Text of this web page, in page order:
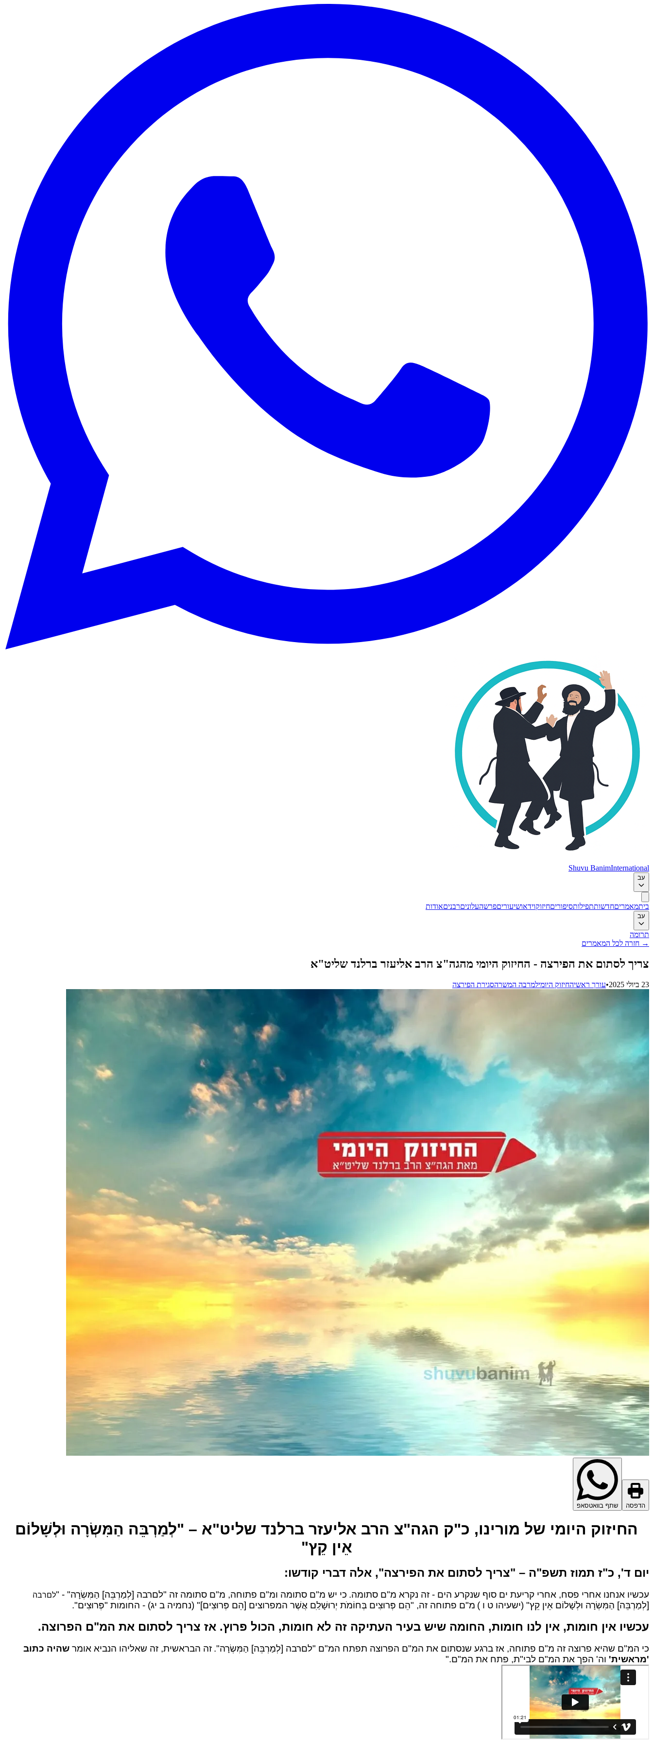
Shuvu BanimInternational
עב
ביתמאמריםחדשותתפילותסיפוריםחיזוקוידאושיעוריםפרשהעלוניםרבניםאודות
עב
תרומה
→ חזרה לכל המאמרים
צריך לסתום את הפירצה - החיזוק היומי מהגה"צ הרב אליעזר ברלנד שליט"א
23 ביולי 2025 •עורך ראשיהחיזוק היומילמרבה המשרהסגירת הפירצה
הדפסה שתף בוואטסאפ
החיזוק היומי של מורינו, כ"ק הגה"צ הרב אליעזר ברלנד שליט"א – "לְמַרְבֵּה הַמִּשְׂרָה וּלְשָׁלוֹם
אֵין קֵץ"
יום ד', כ"ז תמוז תשפ"ה – "צריך לסתום את הפירצה", אלה דברי קודשו:
עכשיו אנחנו אחרי פסח, אחרי קריעת ים סוף שנקרע הים - זה נקרא מ"ם סתומה. כי יש מ"ם סתומה ומ"ם פתוחה, מ"ם סתומה זה "לםרבה [לְמַרְבֵּה] הַמִּשְׂרָה" - "לםרבה
[לְמַרְבֵּה] הַמִּשְׂרָה וּלְשָׁלוֹם אֵין קֵץ" (ישעיהו ט ו ) מ"ם פתוחה זה, "הֵם פְּרוּצִים בְּחוֹמֹת יְרוּשָׁלַ‍ִם אֲשֶׁר המפרוצים [הֵם פְּרוּצִים]" (נחמיה ב יג) - החומות "פְּרוּצִים".
עכשיו אין חומות, אין לנו חומות, החומה שיש בעיר העתיקה זה לא חומות, הכול פרוץ. אז צריך לסתום את המ"ם הפרוצה.
כי המ"ם שהיא פרוצה זה מ"ם פתוחה, אז ברגע שנסתום את המ"ם הפרוצה תפתח המ"ם "לםרבה [לְמַרְבֵּה] הַמִּשְׂרָה". זה הבראשית, זה שאליהו הנביא אומר שהיה כתוב
'מראשית' וה' הפך את המ"ם לבי"ת, פתח את המ"ם."